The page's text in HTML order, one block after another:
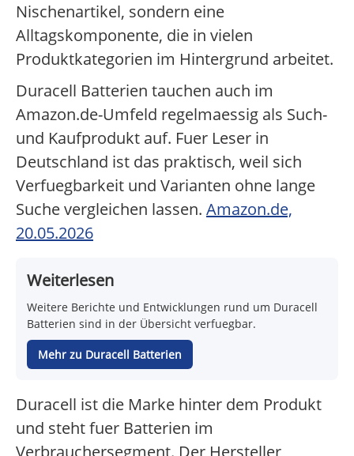
Nischenartikel, sondern eine
Alltagskomponente, die in vielen
Produktkategorien im Hintergrund arbeitet.
Duracell Batterien tauchen auch im
Amazon.de-Umfeld regelmaessig als Such-
und Kaufprodukt auf. Fuer Leser in
Deutschland ist das praktisch, weil sich
Verfuegbarkeit und Varianten ohne lange
Suche vergleichen lassen. Amazon.de,
20.05.2026
Weiterlesen
Weitere Berichte und Entwicklungen rund um Duracell
Batterien sind in der Übersicht verfuegbar.
Mehr zu Duracell Batterien
Duracell ist die Marke hinter dem Produkt
und steht fuer Batterien im